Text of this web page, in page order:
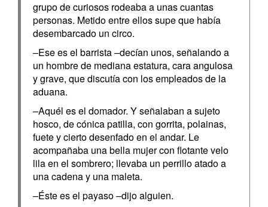
grupo de curiosos rodeaba a unas cuantas
personas. Metido entre ellos supe que había
desembarcado un circo.
–Ese es el barrista –decían unos, señalando a
un hombre de mediana estatura, cara angulosa
y grave, que discutía con los empleados de la
aduana.
–Aquél es el domador. Y señalaban a sujeto
hosco, de cónica patilla, con gorrita, polainas,
fuete y cierto desenfado en el andar. Le
acompañaba una bella mujer con flotante velo
lila en el sombrero; llevaba un perrillo atado a
una cadena y una maleta.
–Éste es el payaso –dijo alguien.